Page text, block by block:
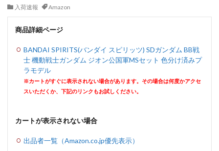
入荷速報
Amazon
商品詳細ページ
BANDAI SPIRITS(バンダイ スピリッツ) SDガンダム BB戦
士 機動戦士ガンダム ジオン公国軍MSセット 色分け済みプ
ラモデル
※カートがすぐに表示されない場合があります。その場合は何度かアクセ
スいただくか、下記のリンクもお試しください。
カートが表示されない場合
出品者一覧（Amazon.co.jp優先表示）